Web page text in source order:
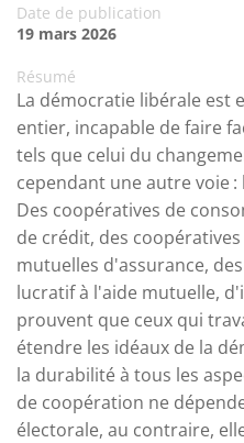
Date de publication
19 mars 2026
Résumé
La démocratie libérale est
entier, incapable de faire
tels que celui du
cependant une autre voie
Des coopératives de
de crédit, des
mutuelles d'assurance,
lucratif à l'aide mutuelle,
prouvent que ceux qui
étendre les idéaux de la
la durabilité à tous les
de coopération ne
électorale, au contraire,